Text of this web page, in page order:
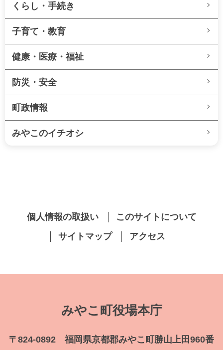
くらし・手続き
子育て・教育
健康・医療・福祉
防災・安全
町政情報
みやこのイチオシ
個人情報の取扱い
このサイトについて
サイトマップ
アクセス
みやこ町役場本庁
〒824-0892 福岡県京都郡みやこ町勝山上田960番